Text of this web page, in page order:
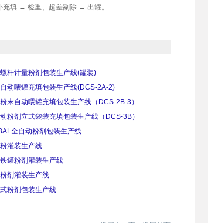
填 → 检重、超差剔除 → 出罐。
杆计量粉剂包装生产线(罐装)
动喂罐充填包装生产线(DCS-2A-2)
末自动喂罐充填包装生产线（DCS-2B-3）
粉剂立式袋装充填包装生产线（DCS-3B）
全自动粉剂包装生产线
灌装生产线
罐粉剂灌装生产线
剂灌装生产线
粉剂包装生产线